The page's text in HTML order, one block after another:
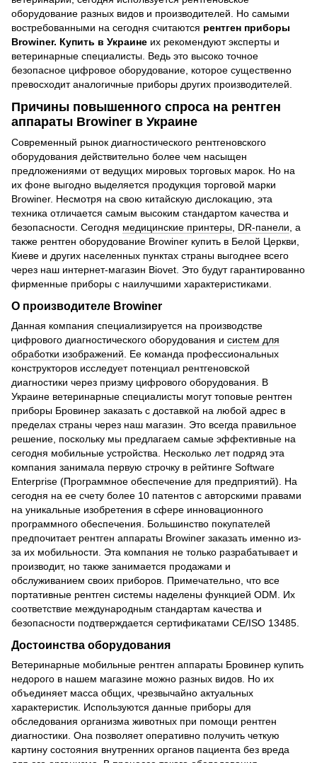
оборудование разных видов и производителей. Но самыми
востребованными на сегодня считаются рентген приборы
Browiner. Купить в Украине их рекомендуют эксперты и
ветеринарные специалисты. Ведь это высоко точное
безопасное цифровое оборудование, которое существенно
превосходит аналогичные приборы других производителей.
Причины повышенного спроса на рентген
аппараты Browiner в Украине
Современный рынок диагностического рентгеновского
оборудования действительно более чем насыщен
предложениями от ведущих мировых торговых марок. Но на
их фоне выгодно выделяется продукция торговой марки
Browiner. Несмотря на свою китайскую дислокацию, эта
техника отличается самым высоким стандартом качества и
безопасности. Сегодня медицинские принтеры DR-панели , а
также рентген оборудование Browiner купить в Белой Церкви,
Киеве и других населенных пунктах страны выгоднее всего
через наш интернет-магазин Biovet. Это будут гарантированно
фирменные приборы с наилучшими характеристиками.
О производителе Browiner
Данная компания специализируется на производстве
цифрового диагностического оборудования и систем для
обработки изображений . Ее команда профессиональных
конструкторов исследует потенциал рентгеновской
диагностики через призму цифрового оборудования. В
Украине ветеринарные специалисты могут топовые рентген
приборы Бровинер заказать с доставкой на любой адрес в
пределах страны через наш магазин. Это всегда правильное
решение, поскольку мы предлагаем самые эффективные на
сегодня мобильные устройства. Несколько лет подряд эта
компания занимала первую строчку в рейтинге Software
Enterprise (Программное обеспечение для предприятий). На
сегодня на ее счету более 10 патентов с авторскими правами
на уникальные изобретения в сфере инновационного
программного обеспечения. Большинство покупателей
предпочитает рентген аппараты Browiner заказать именно из-
за их мобильности. Эта компания не только разрабатывает и
производит, но также занимается продажами и
обслуживанием своих приборов. Примечательно, что все
портативные рентген системы наделены функцией ODM. Их
соответствие международным стандартам качества и
безопасности подтверждается сертификатами CE/ISO 13485.
Достоинства оборудования
Ветеринарные мобильные рентген аппараты Бровинер купить
недорого в нашем магазине можно разных видов. Но их
объединяет масса общих, чрезвычайно актуальных
характеристик. Используются данные приборы для
обследования организма животных при помощи рентген
диагностики. Она позволяет оперативно получить четкую
картину состояния внутренних органов пациента без вреда